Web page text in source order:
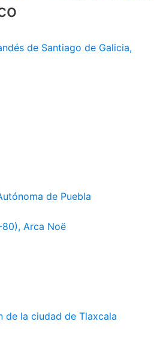
de Santiago de Galicia,
de Puebla
80), Arca Noë
de la ciudad de Tlaxcala